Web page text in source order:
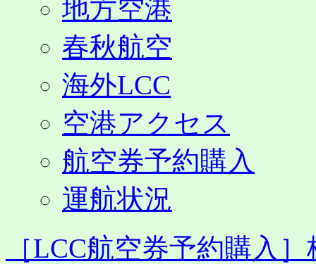
地方空港
春秋航空
海外LCC
空港アクセス
航空券予約購入
運航状況
［LCC航空券予約購入